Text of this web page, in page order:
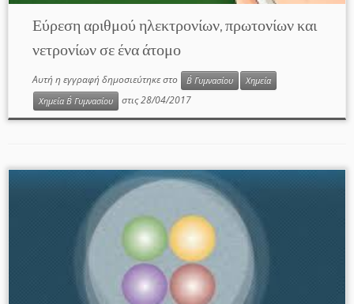
Εύρεση αριθμού ηλεκτρονίων, πρωτονίων και
νετρονίων σε ένα άτομο
Αυτή η εγγραφή δημοσιεύτηκε στο Β΄ Γυμνασίου
Χημεία
Χημεία Β΄ Γυμνασίου
στις28/04/2017